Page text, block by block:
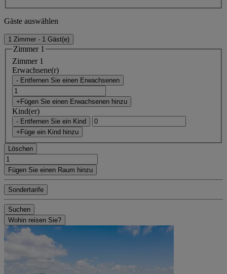
Gäste auswählen
1 Zimmer - 1 Gäst(e)
Zimmer 1
Zimmer 1
Erwachsene(r)
- Entfernen Sie einen Erwachsenen
+Fügen Sie einen Erwachsenen hinzu
Kind(er)
- Entfernen Sie ein Kind
+Füge ein Kind hinzu
Löschen
Fügen Sie einen Raum hinzu
Sondertarife
Suchen
Wohin reisen Sie?